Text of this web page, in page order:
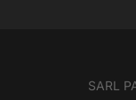
SARL